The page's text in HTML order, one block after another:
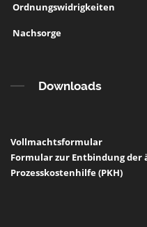
Ordnungswidrigkeiten
Nachsorge
Downloads
Vollmachtsformular
Formular zur Entbindung
Prozesskostenhilfe (PKH)